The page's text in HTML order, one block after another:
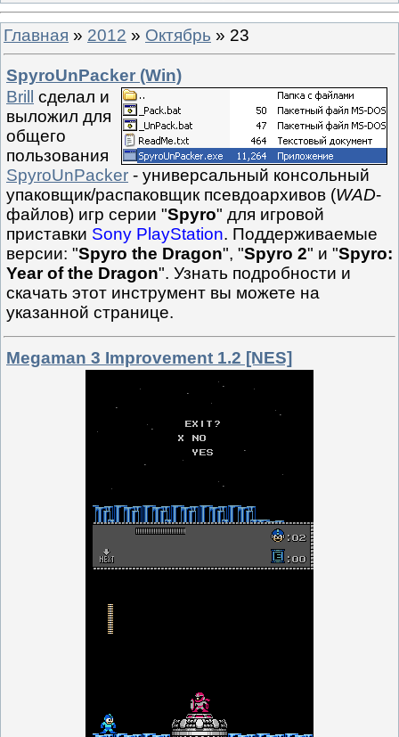
Главная » 2012 » Октябрь » 23
SpyroUnPacker (Win)
Brill
сделал и
выложил для
общего
пользования
SpyroUnPacker - универсальный консольный
упаковщик/распаковщик псевдоархивов (WAD-
файлов) игр серии "Spyro" для игровой
приставки Sony PlayStation. Поддерживаемые
версии: "Spyro the Dragon", "Spyro 2" и "Spyro:
Year of the Dragon". Узнать подробности и
скачать этот инструмент вы можете на
указанной странице.
Megaman 3 Improvement 1.2 [NES]